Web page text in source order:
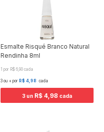
Esmalte Risqué Branco Natural
Rendinha 8ml
1 por R$ 6,90 cada
3 ou + por R$ 4,98 cada
3 un R$ 4,98 cada